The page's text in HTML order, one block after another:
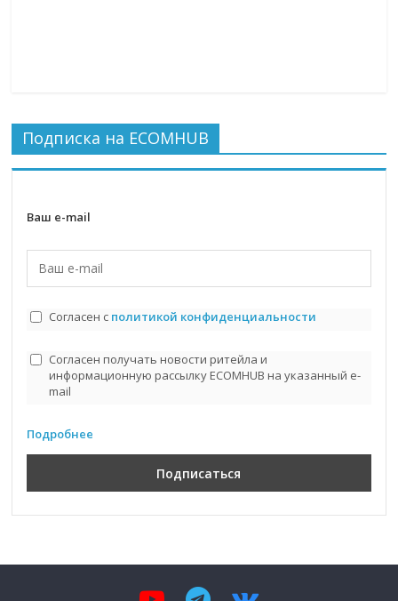
Подписка на ECOMHUB
Ваш e-mail
Согласен с политикой конфиденциальности
Согласен получать новости ритейла и
информационную рассылку ECOMHUB на указанный e-
mail
Подробнее